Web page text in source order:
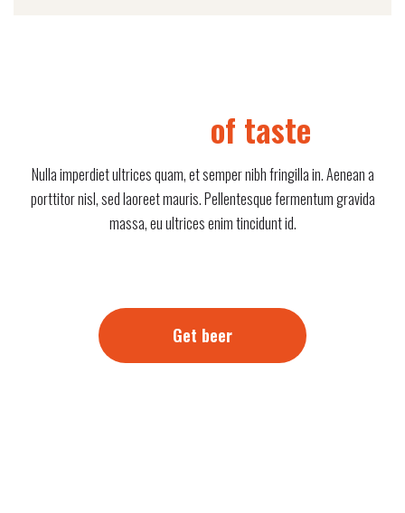
of taste
Nulla imperdiet ultrices quam, et semper nibh fringilla in. Aenean a
porttitor nisl, sed laoreet mauris. Pellentesque fermentum gravida
massa, eu ultrices enim tincidunt id.
Get beer